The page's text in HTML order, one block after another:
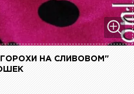
НА СЛИВОВОМ"